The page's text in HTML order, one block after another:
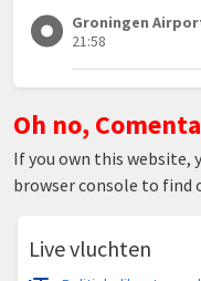
Groningen
21:58
Oh no,
If you own this
browser console to find
Live vluchten